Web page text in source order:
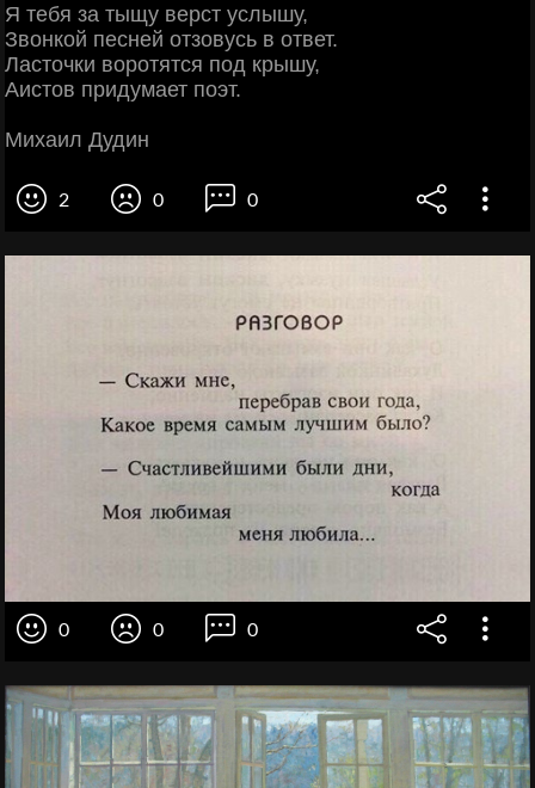
Я тебя за тыщу верст услышу,
Звонкой песней отзовусь в ответ.
Ласточки воротятся под крышу,
Аистов придумает поэт.
Михаил Дудин
2 0 0
0 0 0